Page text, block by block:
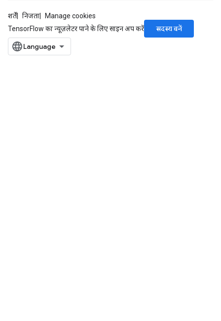
शर्तें निजता
Manage cookies
TensorFlow का न्यूज़लेटर पाने के लिए साइन अप करें
सदस्य बनें